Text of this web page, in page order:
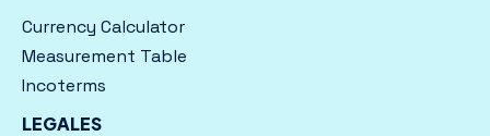
Currency Calculator
Measurement Table
Incoterms
LEGALES